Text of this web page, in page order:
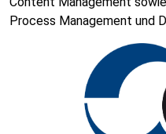
Process Management und